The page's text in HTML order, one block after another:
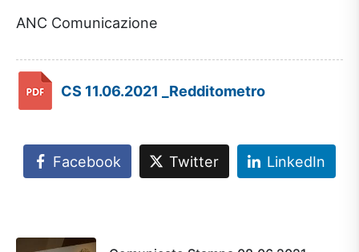
ANC Comunicazione
CS 11.06.2021 _Redditometro
Facebook Twitter LinkedIn